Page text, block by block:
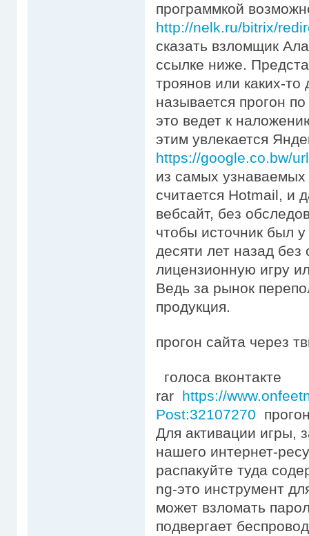
программкой
http://nelk.ru/bitrix/
сказать взломщик
ссылке ниже.
троянов или каких-
называется прогон
это ведет к
этим увлекается
https://google.co.bw/
из самых
считается Hotmail, и
вебсайт, без
чтобы источник был
десяти лет назад без
лицензионную игру
Ведь за рынок
продукция.
прогон сайта через
голоса вконтакте
rar https://
Post:32107270
Для активации игры,
нашего интернет-
распакуйте туда
ng-это инструмент
может взломать
подвергает